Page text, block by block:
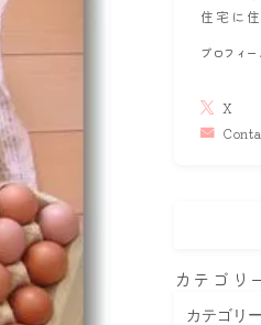
住宅に
プロフィ
X
カテゴリ